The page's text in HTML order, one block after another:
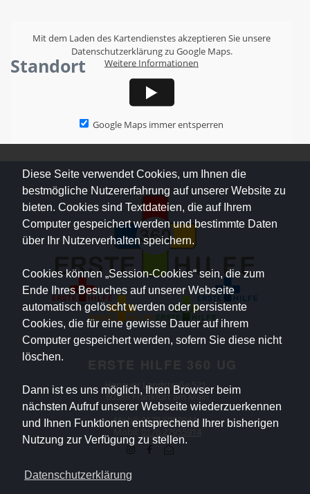
Diese Seite verwendet Cookies, um Ihnen die
bestmögliche Nutzererfahrung auf unserer Website zu
bieten. Cookies sind Textdateien, die auf Ihrem
Computer gespeichert werden und bestimmte Daten
über Ihr Nutzerverhalten speichern.
Cookies können „Session-Cookies“ sein, die zum
Ende Ihres Besuches auf unserer Webseite
automatisch gelöscht werden oder persistente
Cookies, die für eine gewisse Dauer auf ihrem
Computer gespeichert werden, sofern Sie diese nicht
löschen.
Dann ist es uns möglich, Ihren Browser beim
nächsten Aufruf unserer Webseite wiederzuerkennen
und Ihnen Funktionen entsprechend Ihrer bisherigen
Nutzung zur Verfügung zu stellen.
Datenschutzerklärung
Standort
Mit dem Laden des Kartendienstes akzeptieren Sie unsere
Datenschutzerklärung zu Google Maps.
Weitere Informationen
Google Maps immer entsperren
Hanauer Landstraße 521
60386 Frankfurt am Main
Mobil:0178 6903044
0176 27955914